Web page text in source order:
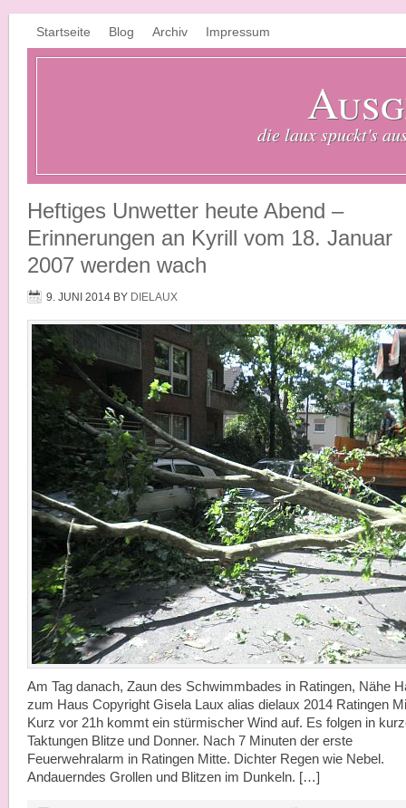
Startseite Blog Archiv Impressum
die laux spuckt's
Heftiges Unwetter heute Abend –
Erinnerungen an Kyrill vom 18. Januar
2007 werden wach
9. JUNI 2014 BY DIELAUX
Am Tag danach, Zaun des Schwimmbades in Ratingen, Nähe
zum Haus Copyright Gisela Laux alias dielaux 2014 Ratingen
Kurz vor 21h kommt ein stürmischer Wind auf. Es folgen in
Taktungen Blitze und Donner. Nach 7 Minuten der erste
Feuerwehralarm in Ratingen Mitte. Dichter Regen wie Nebel.
Andauerndes Grollen und Blitzen im Dunkeln. […]